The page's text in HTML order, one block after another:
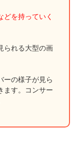
どを持っていく
られる大型の画
ーの様子が見ら
ます。コンサー